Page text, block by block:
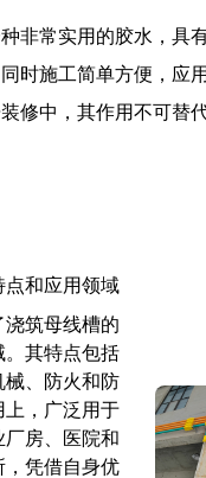
非常实用的胶水，具
时施工简单方便，应
修中，其作用不可替代
点和应用领域
筑母线槽的
。其特点包括
械、防火和防
上，广泛用于
房、医院和
，凭借自身优